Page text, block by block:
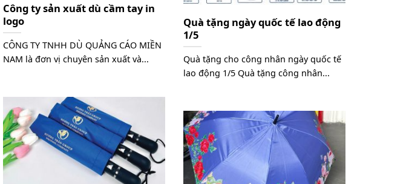
Công ty sản xuất dù cầm tay in
logo
CÔNG TY TNHH DÙ QUẢNG CÁO MIỀN
NAM là đơn vị chuyên sản xuất và...
Quà tặng ngày quốc tế lao động
1/5
Quà tặng cho công nhân ngày quốc tế
lao động 1/5 Quà tặng công nhân...